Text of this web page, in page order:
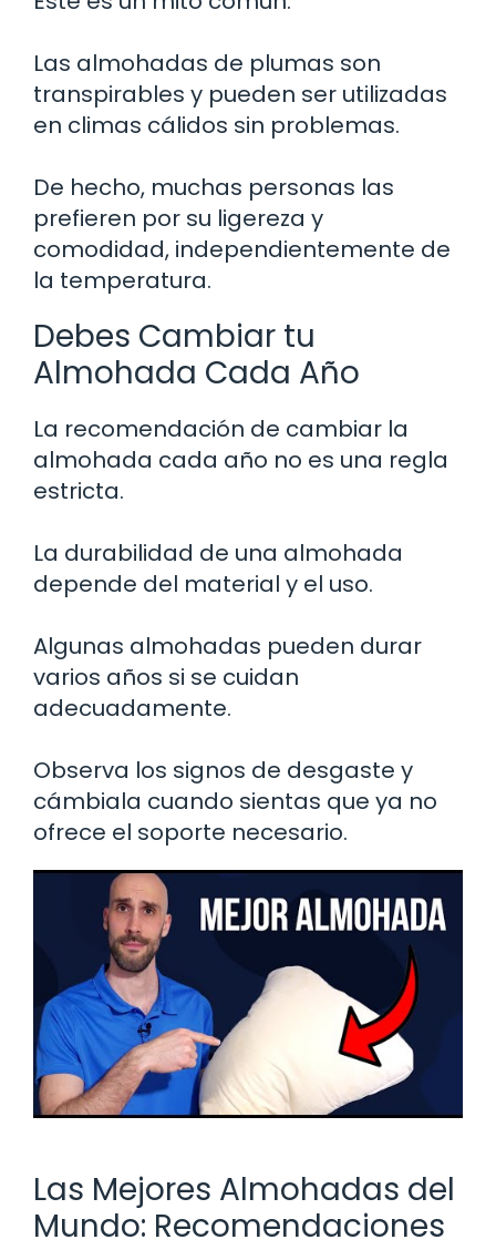
Las almohadas de plumas son
transpirables y pueden ser utilizadas
en climas cálidos sin problemas.
De hecho, muchas personas las
prefieren por su ligereza y
comodidad, independientemente de
la temperatura.
Debes Cambiar tu
Almohada Cada Año
La recomendación de cambiar la
almohada cada año no es una regla
estricta.
La durabilidad de una almohada
depende del material y el uso.
Algunas almohadas pueden durar
varios años si se cuidan
adecuadamente.
Observa los signos de desgaste y
cámbiala cuando sientas que ya no
ofrece el soporte necesario.
Las Mejores Almohadas del
Mundo: Recomendaciones